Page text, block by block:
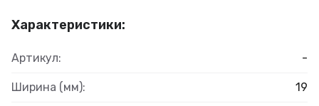
Характеристики:
Артикул: -
Ширина (мм): 19